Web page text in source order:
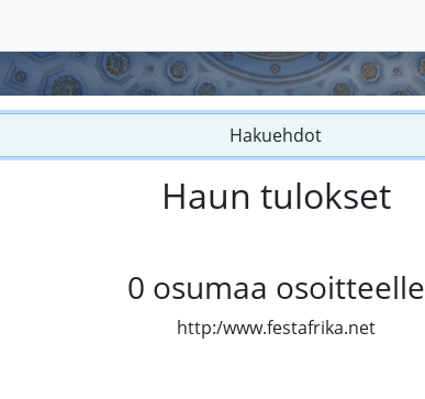
Hakuehdot
Haun tulokset
0 osumaa osoitteelle
http:/www.festafrika.net